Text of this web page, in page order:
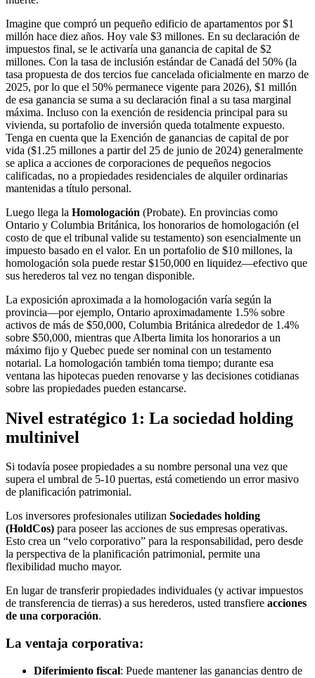
Imagine que compró un pequeño edificio de apartamentos por $1
millón hace diez años. Hoy vale $3 millones. En su declaración de
impuestos final, se le activaría una ganancia de capital de $2
millones. Con la tasa de inclusión estándar de Canadá del 50% (la
tasa propuesta de dos tercios fue cancelada oficialmente en marzo de
2025, por lo que el 50% permanece vigente para 2026), $1 millón
de esa ganancia se suma a su declaración final a su tasa marginal
máxima. Incluso con la exención de residencia principal para su
vivienda, su portafolio de inversión queda totalmente expuesto.
Tenga en cuenta que la Exención de ganancias de capital de por
vida ($1.25 millones a partir del 25 de junio de 2024) generalmente
se aplica a acciones de corporaciones de pequeños negocios
calificadas, no a propiedades residenciales de alquiler ordinarias
mantenidas a título personal.
Luego llega la Homologación (Probate). En provincias como
Ontario y Columbia Británica, los honorarios de homologación (el
costo de que el tribunal valide su testamento) son esencialmente un
impuesto basado en el valor. En un portafolio de $10 millones, la
homologación sola puede restar $150,000 en liquidez—efectivo que
sus herederos tal vez no tengan disponible.
La exposición aproximada a la homologación varía según la
provincia—por ejemplo, Ontario aproximadamente 1.5% sobre
activos de más de $50,000, Columbia Británica alrededor de 1.4%
sobre $50,000, mientras que Alberta limita los honorarios a un
máximo fijo y Quebec puede ser nominal con un testamento
notarial. La homologación también toma tiempo; durante esa
ventana las hipotecas pueden renovarse y las decisiones cotidianas
sobre las propiedades pueden estancarse.
Nivel estratégico 1: La sociedad holding
multinivel
Si todavía posee propiedades a su nombre personal una vez que
supera el umbral de 5-10 puertas, está cometiendo un error masivo
de planificación patrimonial.
Los inversores profesionales utilizan Sociedades holding
(HoldCos) para poseer las acciones de sus empresas operativas.
Esto crea un “velo corporativo” para la responsabilidad, pero desde
la perspectiva de la planificación patrimonial, permite una
flexibilidad mucho mayor.
En lugar de transferir propiedades individuales (y activar impuestos
de transferencia de tierras) a sus herederos, usted transfiere acciones
de una corporación.
La ventaja corporativa:
Diferimiento fiscal: Puede mantener las ganancias dentro de